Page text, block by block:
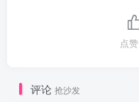
点赞
评论 抢沙发